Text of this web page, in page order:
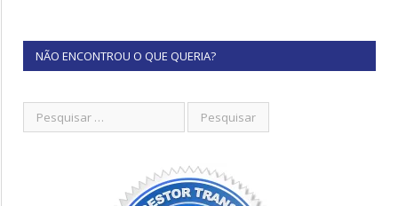
NÃO ENCONTROU O QUE QUERIA?